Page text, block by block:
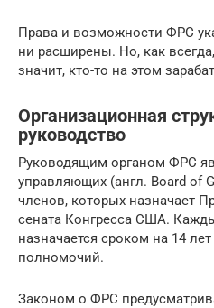
Права и возможности ФРС
ни расширены. Но, как
значит, кто-то на этом
Организационная
руководство
Руководящим органом ФРС
управляющих (англ. Board of
членов, которых назначает
сената Конгресса США.
назначается сроком на 14
полномочий.
Законом о ФРС